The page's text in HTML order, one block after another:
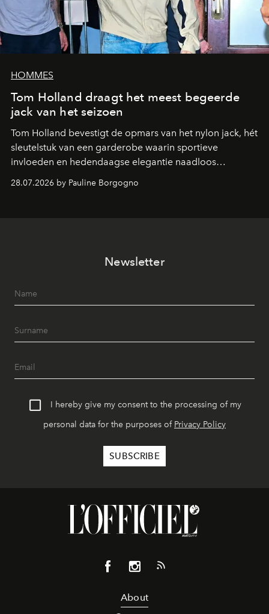
HOMMES
Tom Holland draagt het meest begeerde
jack van het seizoen
Tom Holland bevestigt de opmars van het nylon jack, hét
sleutelstuk van een garderobe waarin sportieve
invloeden en hedendaagse elegantie naadloos
samenkomen.
28.07.2026 by Pauline Borgogno
Newsletter
I hereby give my consent to the processing of my
personal data for the purposes of Privacy Policy
About